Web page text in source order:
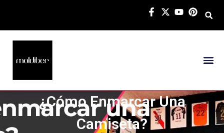
¿Cómo Enmarcar Una
Camiseta?